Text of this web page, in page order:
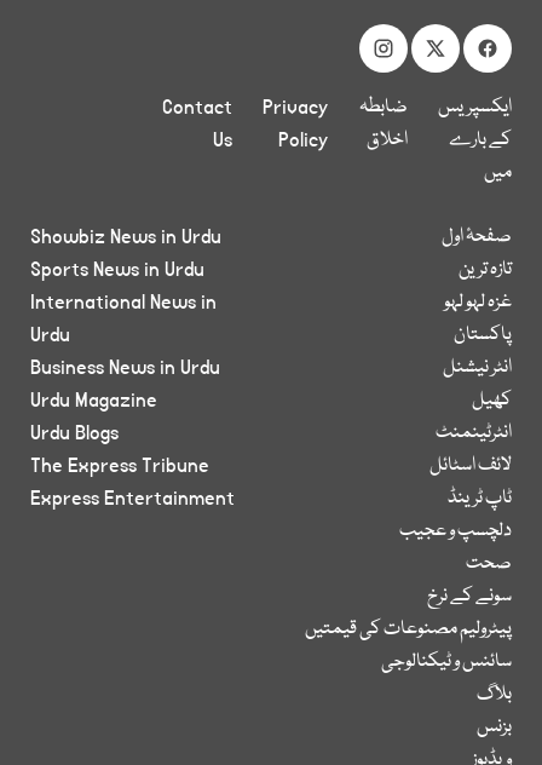
ایکسپریس
کے بارے
میں
ضابطہ
اخلاق
Privacy
Policy
Contact
Us
صفحۂ اول
تازہ ترین
غزہ لہو لہو
پاکستان
انٹر نیشنل
کھیل
انٹرٹینمنٹ
لائف اسٹائل
ٹاپ ٹرینڈ
دلچسپ و عجیب
صحت
سونے کے نرخ
پیٹرولیم مصنوعات کی قیمتیں
سائنس و ٹیکنالوجی
بلاگ
بزنس
Showbiz News in Urdu
Sports News in Urdu
International News in
Urdu
Business News in Urdu
Urdu Magazine
Urdu Blogs
The Express Tribune
Express Entertainment